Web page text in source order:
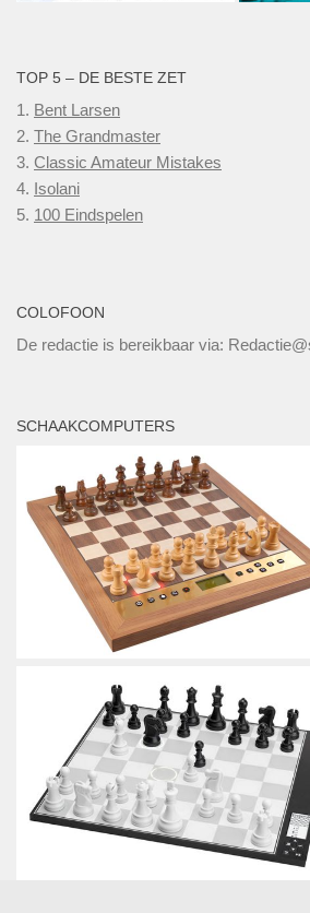
TOP 5 – DE BESTE ZET
1. Bent Larsen
2. The Grandmaster
3. Classic Amateur Mistakes
4. Isolani
5. 100 Eindspelen
COLOFOON
De redactie is bereikbaar via:
SCHAAKCOMPUTERS